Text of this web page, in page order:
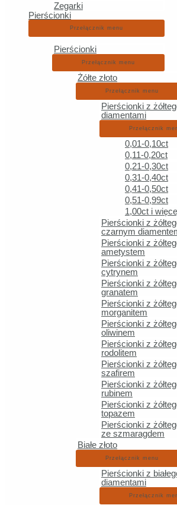
Zegarki
Pierścionki
Przełącznik menu
Pierścionki
Przełącznik menu
Żółte złoto
Przełącznik menu
Pierścionki z
diamentami
Przełącznik
0,01-0,10ct
0,11-0,20ct
0,21-0,30ct
0,31-0,40ct
0,41-0,50ct
0,51-0,99ct
1,00ct i
Pierścionki z
czarnym
Pierścionki z
ametystem
Pierścionki z
cytrynem
Pierścionki z
granatem
Pierścionki z
morganitem
Pierścionki z
oliwinem
Pierścionki z
rodolitem
Pierścionki z
szafirem
Pierścionki z
rubinem
Pierścionki z
topazem
Pierścionki z
ze szmaragdem
Białe złoto
Przełącznik menu
Pierścionki z
diamentami
Przełącznik